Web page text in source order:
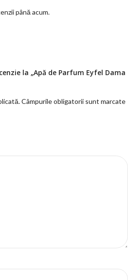
până acum.
la „Apă de Parfum Eyfel Dama
Câmpurile obligatorii sunt marcate